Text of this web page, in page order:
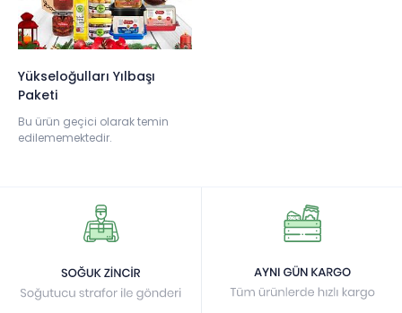
Yükseloğulları Yılbaşı
Paketi
Bu ürün geçici olarak temin
edilememektedir.